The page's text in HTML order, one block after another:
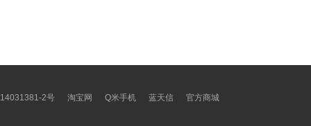
官方商城
蓝天信
Q米手机
淘宝网
2号